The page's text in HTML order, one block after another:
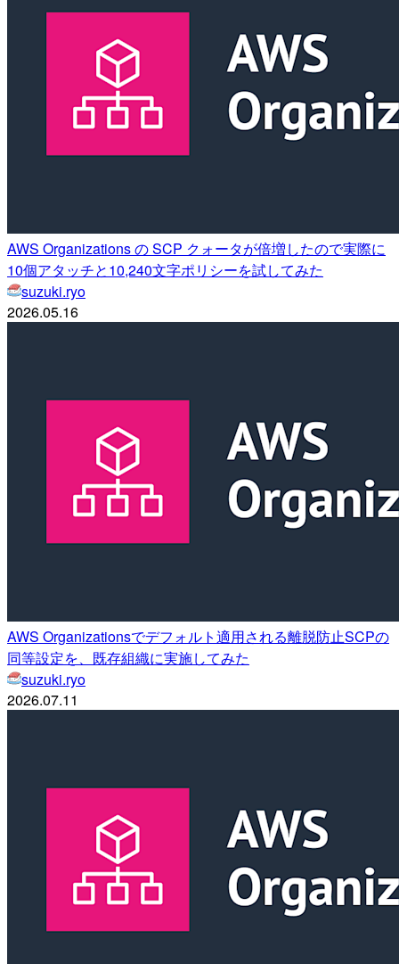
AWS Organizations の SCP クォータが倍増したので実際に
10個アタッチと10,240文字ポリシーを試してみた
suzuki.ryo
2026.05.16
AWS Organizationsでデフォルト適用される離脱防止SCPの
同等設定を、既存組織に実施してみた
suzuki.ryo
2026.07.11